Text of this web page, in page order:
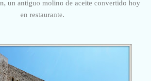
un antiguo molino de aceite convertido hoy
en restaurante.